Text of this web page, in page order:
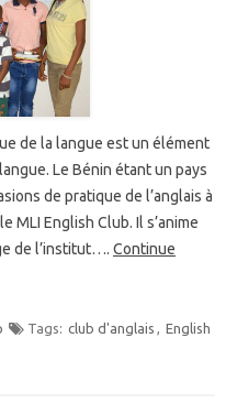
de la langue est un élément
Le Bénin étant un pays
de pratique de l’anglais à
MLI English Club. Il s’anime
de l’institut…. Continue
Tags: club d'anglais , English